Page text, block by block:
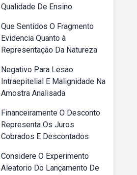
Qualidade De Ensino
Que Sentidos O Fragmento
Evidencia Quanto à
Representação Da Natureza
Negativo Para Lesao
Intraepitelial E Malignidade Na
Amostra Analisada
Financeiramente O Desconto
Representa Os Juros
Cobrados E Descontados
Considere O Experimento
Aleatorio Do Lançamento De